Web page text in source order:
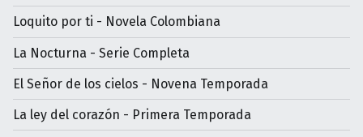
Loquito por ti - Novela Colombiana
La Nocturna - Serie Completa
El Señor de los cielos - Novena Temporada
La ley del corazón - Primera Temporada